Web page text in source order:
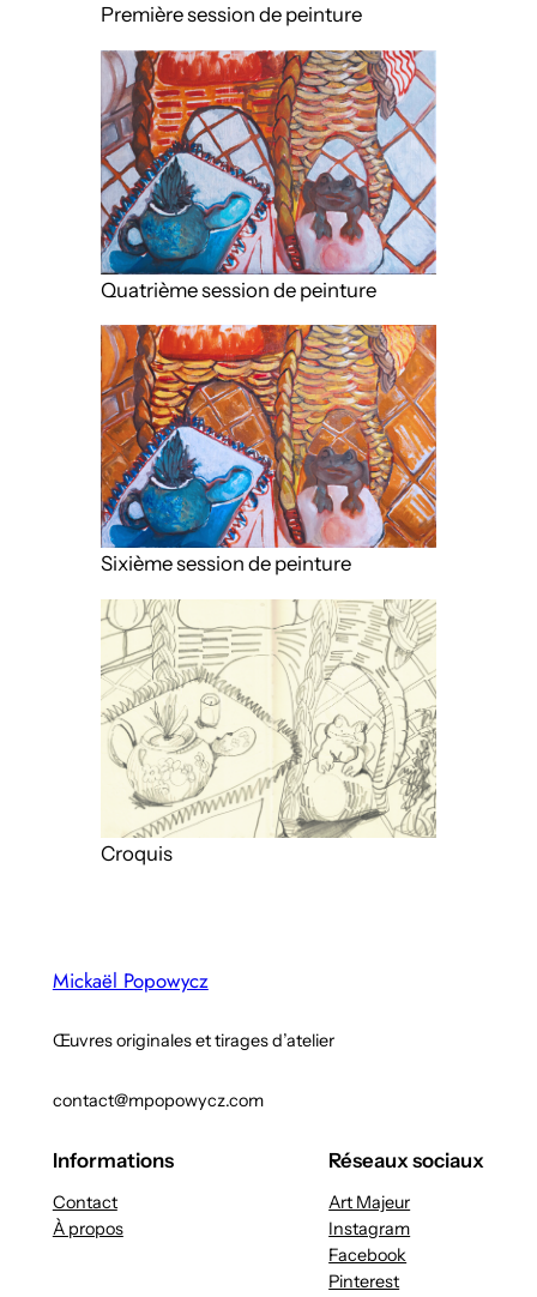
Première session de peinture
Quatrième session de peinture
Sixième session de peinture
Croquis
Mickaël Popowycz
Œuvres originales et tirages d’atelier
contact@mpopowycz.com
Informations
Contact
À propos
Réseaux sociaux
Art Majeur
Instagram
Facebook
Pinterest